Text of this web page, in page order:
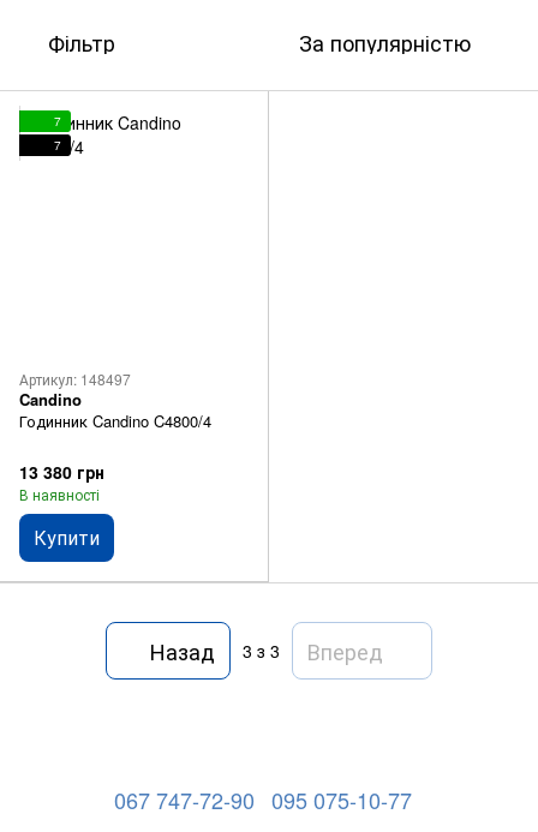
Фільтр За популярністю
7
7
Артикул: 148497
Candino
Годинник Candino C4800/4
13 380 грн
В наявності
Купити
Назад 3 з 3 Вперед
067 747-72-90 095 075-10-77